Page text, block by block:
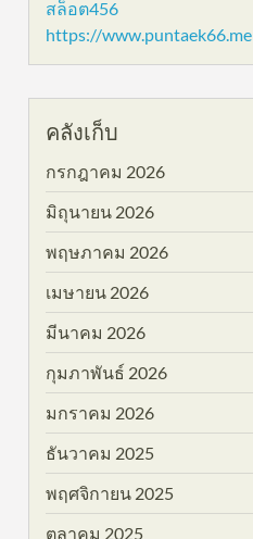
สล็อต456
https://www.puntaek66.me
คลังเก็บ
กรกฎาคม 2026
มิถุนายน 2026
พฤษภาคม 2026
เมษายน 2026
มีนาคม 2026
กุมภาพันธ์ 2026
มกราคม 2026
ธันวาคม 2025
พฤศจิกายน 2025
ตุลาคม 2025